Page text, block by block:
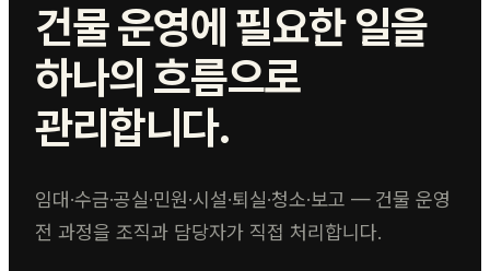
건물 운영에 필요한 일을
하나의 흐름으로
관리합니다.
임대·수금·공실·민원·시설·퇴실·청소·보고 — 건물 운영
전 과정을 조직과 담당자가 직접 처리합니다.